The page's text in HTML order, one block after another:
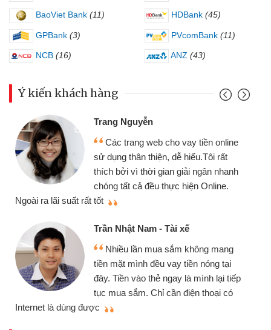
BaoViet Bank (11) HDBank (45)
GPBank (3) PVcomBank (11)
NCB (16) ANZ (43)
Ý kiến khách hàng
Trang Nguyễn
Các trang web cho vay tiền online
sử dụng thân thiện, dễ hiểu.Tôi rất
thích bởi vì thời gian giải ngân nhanh
chóng tất cả đều thực hiện Online.
Ngoài ra lãi suất rất tốt
Trần Nhật Nam - Tài xế
Nhiều lần mua sắm không mang
tiền mặt mình đều vay tiền nóng tại
đây. Tiền vào thẻ ngay là mình lại tiếp
tục mua sắm. Chỉ cần điện thoại có
Internet là dùng được